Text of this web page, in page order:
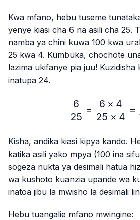
Kwa mfano, hebu tuseme
yenye kiasi cha 6 na asili cha 25.
namba ya chini kuwa 100 kwa
25 kwa 4. Kumbuka, chochote
lazima ukifanye pia juu! Kuzidisha
inatupa 24.
25
6
=
25 × 4
6 × 4
=
Kisha, andika kiasi kipya kando.
katika asili yako mpya (100 ina
sogeza nukta ya desimali hatua
wa kushoto kuanzia upande wa
inatoa jibu la mwisho la desimali
Hebu tuangalie mfano mwingine: